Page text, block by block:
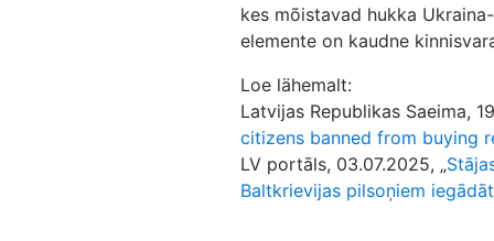
kes mõistavad hukka
elemente on kaudne
Loe lähemalt:
Latvijas Republikas Saeima,
citizens banned from buying
LV portāls, 03.07.2025, „
Baltkrievijas pilsoņiem